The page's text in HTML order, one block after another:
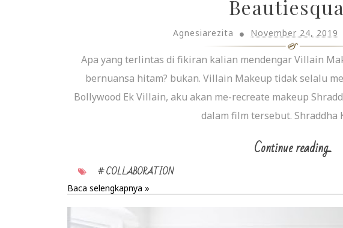
Agnesiarezita November 24, 2019
Apa yang terlintas di fikiran kalian mendengar Villain
bernuansa hitam? bukan. Villain Makeup tidak selalu
Bollywood Ek Villain, aku akan me-recreate makeup
dalam film tersebut. Shraddha
Continue reading...
# COLLABORATION
Baca selengkapnya »